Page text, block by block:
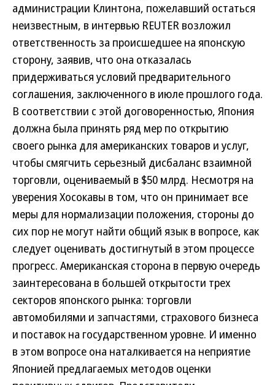
администрации Клинтона, пожелавший остаться
неизвестным, в интервью REUTER возложил
ответственность за происшедшее на японскую
сторону, заявив, что она отказалась
придерживаться условий предварительного
соглашения, заключенного в июле прошлого года.
В соответствии с этой договоренностью, Япония
должна была принять ряд мер по открытию
своего рынка для американских товаров и услуг,
чтобы смягчить серьезный дисбаланс взаимной
торговли, оцениваемый в $50 млрд. Несмотря на
уверения Хосокавы в том, что он принимает все
меры для нормализации положения, стороны до
сих пор не могут найти общий язык в вопросе, как
следует оценивать достигнутый в этом процессе
прогресс. Американская сторона в первую очередь
заинтересована в большей открытости трех
секторов японского рынка: торговли
автомобилями и запчастями, страхового бизнеса
и поставок на государственном уровне. И именно
в этом вопросе она наталкивается на неприятие
Японией предлагаемых методов оценки